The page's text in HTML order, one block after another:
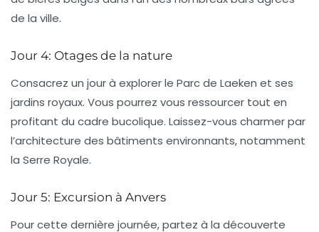
de la ville.
Jour 4: Otages de la nature
Consacrez un jour à explorer le Parc de Laeken et ses
jardins royaux. Vous pourrez vous ressourcer tout en
profitant du cadre bucolique. Laissez-vous charmer par
l’architecture des bâtiments environnants, notamment
la Serre Royale.
Jour 5: Excursion à Anvers
Pour cette dernière journée, partez à la découverte